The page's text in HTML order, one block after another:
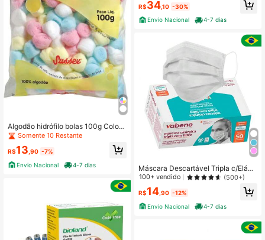
Algodão hidrófilo bolas 100g Colori
do - Sussex
Somente 10 Restante
R$13 ,90 -7%
Envio Nacional
4-7 dias
R$34,10 -30%
Envio Nacional
4-7 dias
Máscara Descartável Tripla c/Elásti
co - Vabene
100+ vendido (500+)
R$14 ,90 -12%
Envio Nacional
4-7 dias